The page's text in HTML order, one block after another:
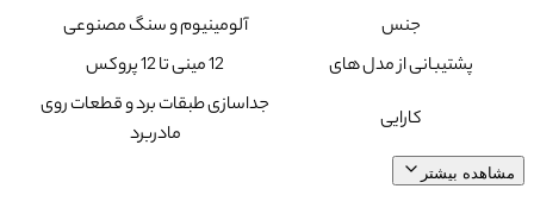
جنس
آلومینیوم و سنگ مصنوعی
پشتیبانی از مدل های
12 مینی تا 12 پروکس
کارایی
جداسازی طبقات برد و قطعات روی
مادربرد
مشاهده بیشتر